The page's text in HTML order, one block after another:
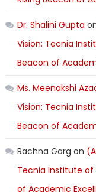
Dr. Shalini Gupta
Vision: Tecnia
Beacon of
Ms. Meenakshi
Vision: Tecnia
Beacon of
Rachna Garg on
Tecnia Institute of
of Academic